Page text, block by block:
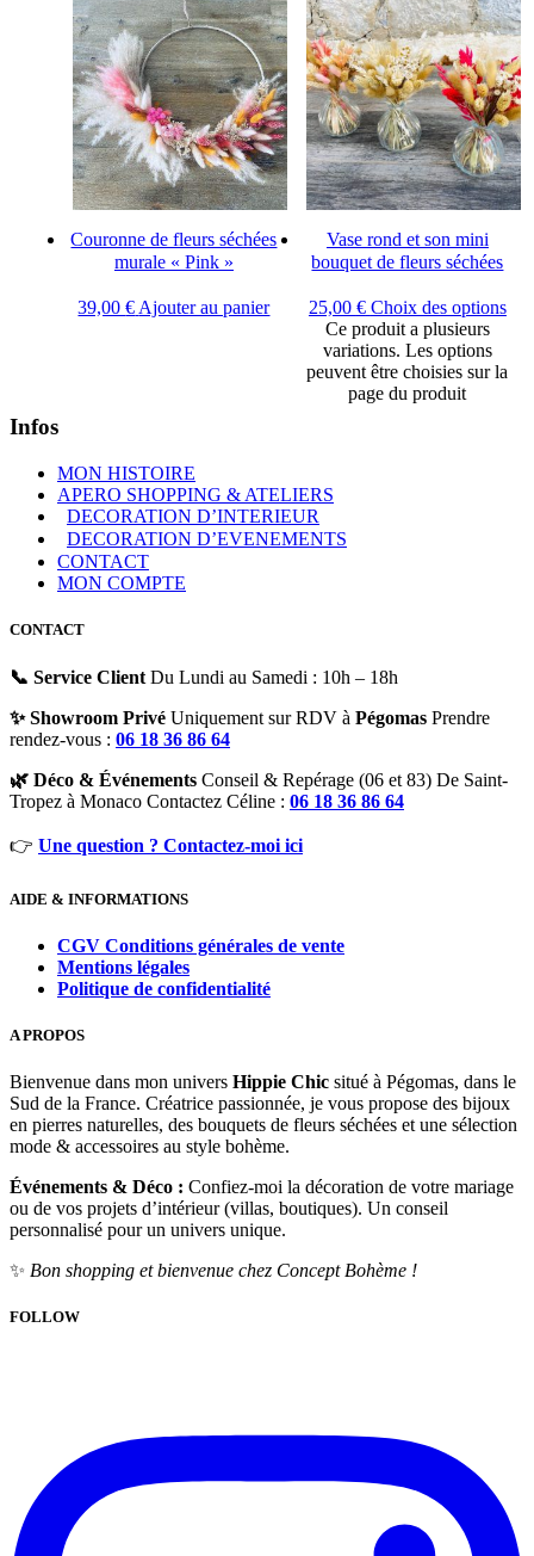
Couronne de fleurs séchées
murale « Pink »
39,00€ Ajouter au panier
Vase rond et son mini
bouquet de fleurs séchées
25,00 € Choix des options
Ce produit a plusieurs
variations. Les options
peuvent être choisies sur la
page du produit
Infos
MON HISTOIRE
APERO SHOPPING & ATELIERS
DECORATION D’INTERIEUR
DECORATION D’EVENEMENTS
CONTACT
MON COMPTE
CONTACT
📞 Service Client Du Lundi au Samedi : 10h – 18h
✨ Showroom Privé Uniquement sur RDV à Pégomas Prendre
rendez-vous : 06 18 36 86 64
🌿 Déco & Événements Conseil & Repérage (06 et 83) De Saint-
Tropez à Monaco Contactez Céline : 06 18 36 86 64
👉 Une question ? Contactez-moi ici
AIDE & INFORMATIONS
CGV Conditions générales de vente
Mentions légales
Politique de confidentialité
A PROPOS
Bienvenue dans mon univers Hippie Chic situé à Pégomas, dans le
Sud de la France. Créatrice passionnée, je vous propose des bijoux
en pierres naturelles, des bouquets de fleurs séchées et une sélection
mode & accessoires au style bohème.
Événements & Déco : Confiez-moi la décoration de votre mariage
ou de vos projets d’intérieur (villas, boutiques). Un conseil
personnalisé pour un univers unique.
✨ Bon shopping et bienvenue chez Concept Bohème !
FOLLOW